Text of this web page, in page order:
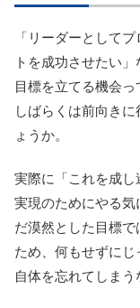
「リーダーとして
トを成功させたい
目標を立てる機会
しばらくは前向き
ょうか。
実際に「これを成
実現のためにやる
だ漠然とした目標
ため、何もせずに
自体を忘れてしまう